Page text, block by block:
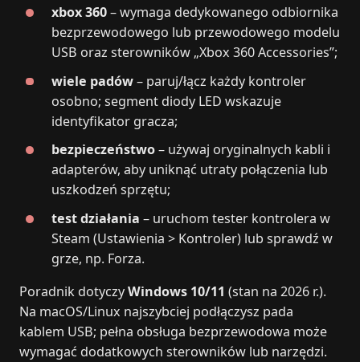
xbox 360– wymaga dedykowanego odbiornika
bezprzewodowego lub przewodowego modelu
USB oraz sterowników „Xbox 360 Accessories”;
wiele padów– paruj/łącz każdy kontroler
osobno; segment diody LED wskazuje
identyfikator gracza;
bezpieczeństwo– używaj oryginalnych kabli i
adapterów, aby uniknąć utraty połączenia lub
uszkodzeń sprzętu;
test działania – uruchom tester kontrolera w
Steam (Ustawienia > Kontroler) lub sprawdź w
grze, np. Forza.
Poradnik dotyczyWindows 10/11 (stan na 2026 r.).
Na macOS/Linux najszybciej podłączysz pada
kablem USB; pełna obsługa bezprzewodowa może
wymagać dodatkowych sterowników lub narzędzi.